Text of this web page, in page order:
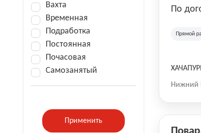
Вахта
Временная
Подработка
Постоянная
Почасовая
Самозанятый
По
Прямой
Нижний